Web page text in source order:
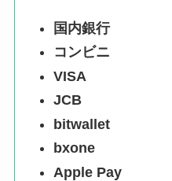
国内銀行
コンビニ
VISA
JCB
bitwallet
bxone
Apple Pay